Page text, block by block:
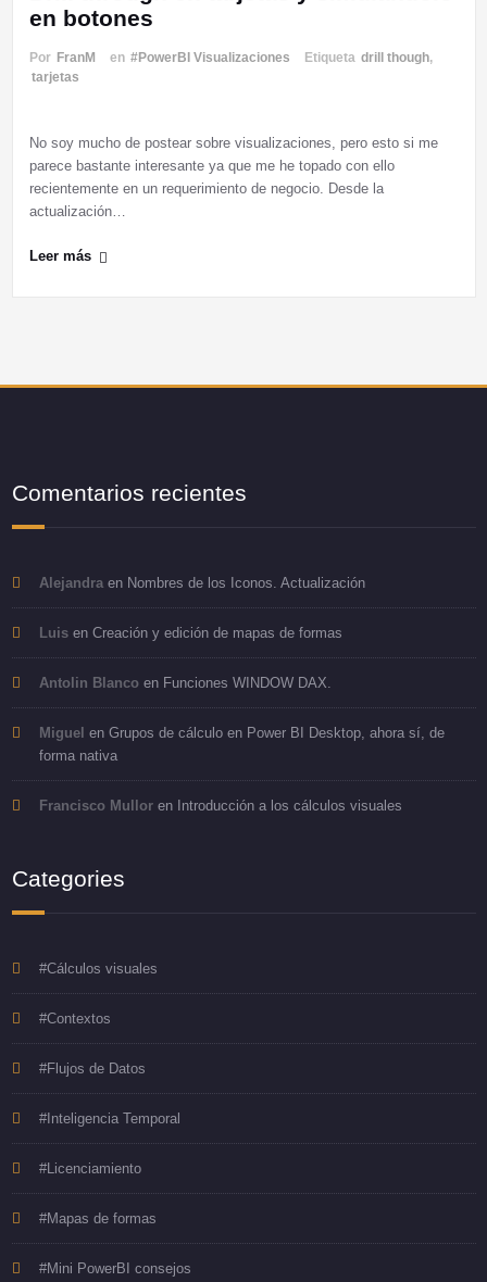
en botones
Por FranM en #PowerBI Visualizaciones Etiqueta drill though,
tarjetas
No soy mucho de postear sobre visualizaciones, pero esto si me
parece bastante interesante ya que me he topado con ello
recientemente en un requerimiento de negocio. Desde la
actualización…
Leer más
Comentarios recientes
Alejandraen Nombres de los Iconos. Actualización
Luisen Creación y edición de mapas de formas
Antolin Blancoen Funciones WINDOW DAX.
Miguel en Grupos de cálculo en Power BI Desktop, ahora sí, de
forma nativa
Francisco Mulloren Introducción a los cálculos visuales
Categories
#Cálculos visuales
#Contextos
#Flujos de Datos
#Inteligencia Temporal
#Licenciamiento
#Mapas de formas
#Mini PowerBI consejos